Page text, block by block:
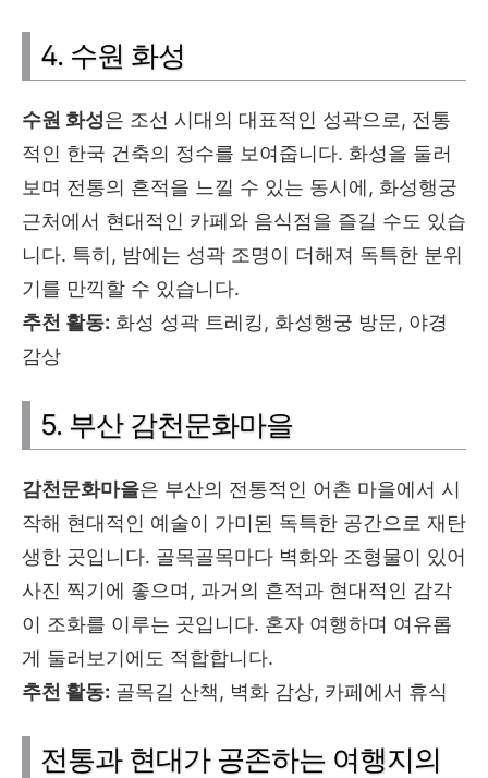
4. 수원 화성
수원 화성은 조선 시대의 대표적인 성곽으로, 전통
적인 한국 건축의 정수를 보여줍니다. 화성을 둘러
보며 전통의 흔적을 느낄 수 있는 동시에, 화성행궁
근처에서 현대적인 카페와 음식점을 즐길 수도 있습
니다. 특히, 밤에는 성곽 조명이 더해져 독특한 분위
기를 만끽할 수 있습니다.
추천 활동: 화성 성곽 트레킹, 화성행궁 방문, 야경
감상
5. 부산 감천문화마을
감천문화마을은 부산의 전통적인 어촌 마을에서 시
작해 현대적인 예술이 가미된 독특한 공간으로 재탄
생한 곳입니다. 골목골목마다 벽화와 조형물이 있어
사진 찍기에 좋으며, 과거의 흔적과 현대적인 감각
이 조화를 이루는 곳입니다. 혼자 여행하며 여유롭
게 둘러보기에도 적합합니다.
추천 활동: 골목길 산책, 벽화 감상, 카페에서 휴식
전통과 현대가 공존하는 여행지의